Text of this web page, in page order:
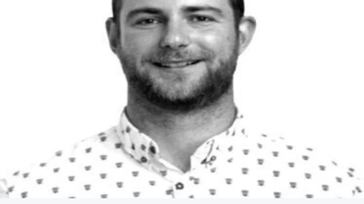
Iarla is de VP Customer Experience van Remote. Zijn team is direct
verantwoordelijk voor de klantervaringen van Remote en Iarla houdt
toezicht op de teams voor ondersteuning, CX-producten en
klantsucces. Hij heeft operationele teams van wereldklasse opgezet en
uitgebreid in twee van de succesvolste techbedrijven ter wereld:
Google en Stripe. In zijn meest recente functie bij Stripe was hij
verantwoordelijk voor het risicobeheer voor de strategische, product-
en technische teams. In het verleden heeft Iarla leiding gegeven aan
teams op het gebied van ondersteuning, klantsucces, lokalisatie,
logistiek, techniek en productbeheer. Zijn grote passie is het oplossen
van problemen van klanten.